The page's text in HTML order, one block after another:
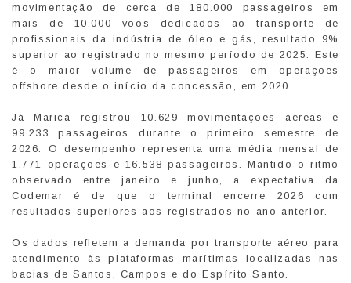
movimentação de cerca de 180.000 passageiros em
mais de 10.000 voos dedicados ao transporte de
profissionais da indústria de óleo e gás, resultado 9%
superior ao registrado no mesmo período de 2025. Este
é o maior volume de passageiros em operações
offshore desde o início da concessão, em 2020.
Já Maricá registrou 10.629 movimentações aéreas e
99.233 passageiros durante o primeiro semestre de
2026. O desempenho representa uma média mensal de
1.771 operações e 16.538 passageiros. Mantido o ritmo
observado entre janeiro e junho, a expectativa da
Codemar é de que o terminal encerre 2026 com
resultados superiores aos registrados no ano anterior.
Os dados refletem a demanda por transporte aéreo para
atendimento às plataformas marítimas localizadas nas
bacias de Santos, Campos e do Espírito Santo.